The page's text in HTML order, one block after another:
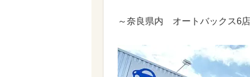
～奈良県内 オートバックス6